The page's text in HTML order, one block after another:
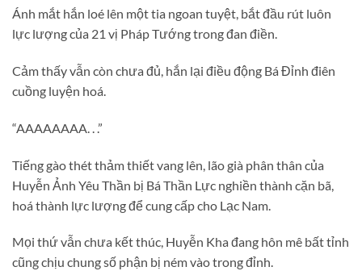
Ánh mắt hắn loé lên một tia ngoan tuyệt, bắt đầu rút luôn
lực lượng của 21 vị Pháp Tướng trong đan điền.
Cảm thấy vẫn còn chưa đủ, hắn lại điều động Bá Đỉnh điên
cuồng luyện hoá.
“AAAAAAAA. . .”
Tiếng gào thét thảm thiết vang lên, lão già phân thân của
Huyễn Ảnh Yêu Thần bị Bá Thần Lực nghiền thành cặn bã,
hoá thành lực lượng để cung cấp cho Lạc Nam.
Mọi thứ vẫn chưa kết thúc, Huyễn Kha đang hôn mê bất tỉnh
cũng chịu chung số phận bị ném vào trong đỉnh.